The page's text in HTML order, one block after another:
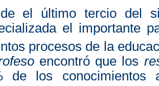
el último tercio del
el importante
procesos de la
encontró que los
de los conocimientos